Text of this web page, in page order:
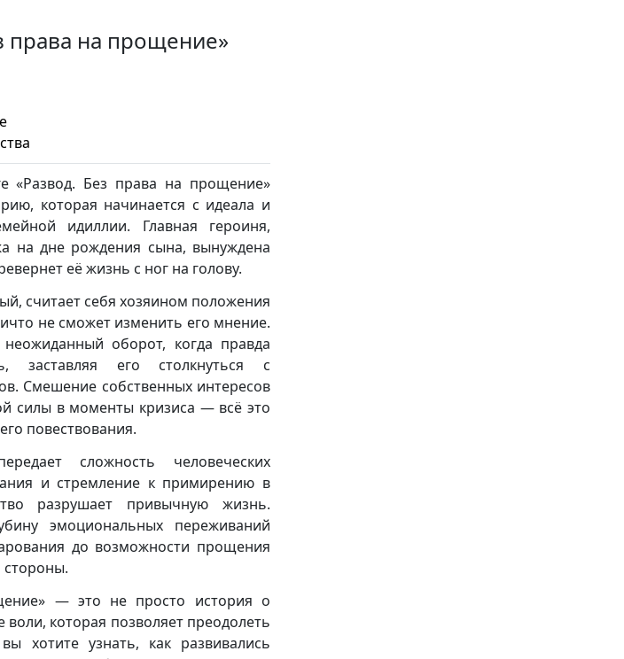
права на прощение»
«Развод. Без права на прощение»
которая начинается с идеала и
идиллии. Главная героиня,
на дне рождения сына, вынуждена
её жизнь с ног на голову.
считает себя хозяином положения
не сможет изменить его мнение.
оборот, когда правда
заставляя его столкнуться с
Смешение собственных интересов
силы в моменты кризиса — всё это
повествования.
сложность человеческих
и стремление к примирению в
разрушает привычную жизнь.
эмоциональных переживаний
до возможности прощения
стороны.
— это не просто история о
которая позволяет преодолеть
хотите узнать, как развивались